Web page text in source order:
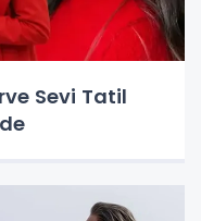
Sevi Tatil